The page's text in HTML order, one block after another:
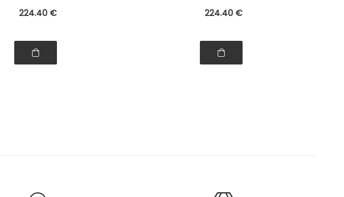
224.40 € 224.40 €